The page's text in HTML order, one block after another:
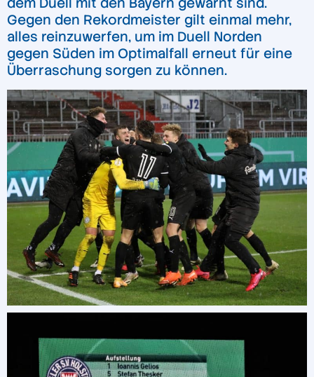
Gegen den Rekordmeister gilt einmal mehr,
alles reinzuwerfen, um im Duell Norden
gegen Süden im Optimalfall erneut für eine
Überraschung sorgen zu können.